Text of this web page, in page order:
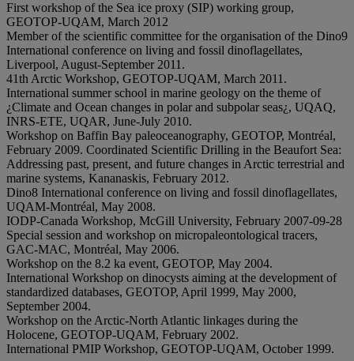
First workshop of the Sea ice proxy (SIP) working group,
GEOTOP-UQAM, March 2012
Member of the scientific committee for the organisation of the Dino9
International conference on living and fossil dinoflagellates,
Liverpool, August-September 2011.
41th Arctic Workshop, GEOTOP-UQAM, March 2011.
International summer school in marine geology on the theme of
¿Climate and Ocean changes in polar and subpolar seas¿, UQAQ,
INRS-ETE, UQAR, June-July 2010.
Workshop on Baffin Bay paleoceanography, GEOTOP, Montréal,
February 2009. Co­ordinated Scientific Drilling in the Beaufort Sea:
Addressing past, present, and future changes in Arctic terrestrial and
marine systems, Kananaskis, February 2012.
Dino8 International conference on living and fossil dinoflagellates,
UQAM-Montréal, May 2008.
IODP-Canada Workshop, McGill University, February 2007-09-28
Special session and workshop on micropaleontological tracers,
GAC-MAC, Montréal, May 2006.
Workshop on the 8.2 ka event, GEOTOP, May 2004.
International Workshop on dinocysts aiming at the development of
standardized databases, GEOTOP, April 1999, May 2000,
September 2004.
Workshop on the Arctic-North Atlantic linkages during the
Holocene, GEOTOP-UQAM, February 2002.
International PMIP Workshop, GEOTOP-UQAM, October 1999.